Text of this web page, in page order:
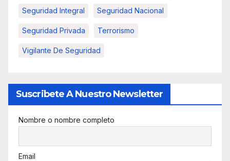
Seguridad Integral Seguridad Nacional
Seguridad Privada Terrorismo
Vigilante De Seguridad
Suscribete A Nuestro Newsletter
Nombre o nombre completo
Email